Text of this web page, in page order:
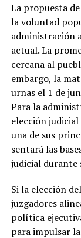
La propuesta
la voluntad
administración
actual. La
cercana al
embargo, la
urnas el 1 de
Para la
elección
una de sus
sentará las
judicial durante
Si la elección
juzgadores
política
para impulsar